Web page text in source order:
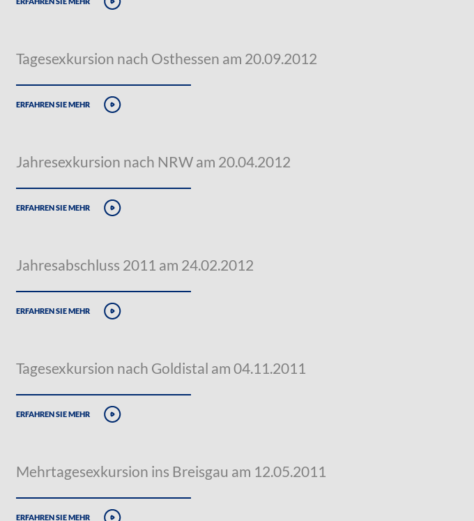
Tagesexkursion nach Osthessen am 20.09.2012
erfahren sie mehr
Jahresexkursion nach NRW am 20.04.2012
erfahren sie mehr
Jahresabschluss 2011 am 24.02.2012
erfahren sie mehr
Tagesexkursion nach Goldistal am 04.11.2011
erfahren sie mehr
Mehrtagesexkursion ins Breisgau am 12.05.2011
erfahren sie mehr